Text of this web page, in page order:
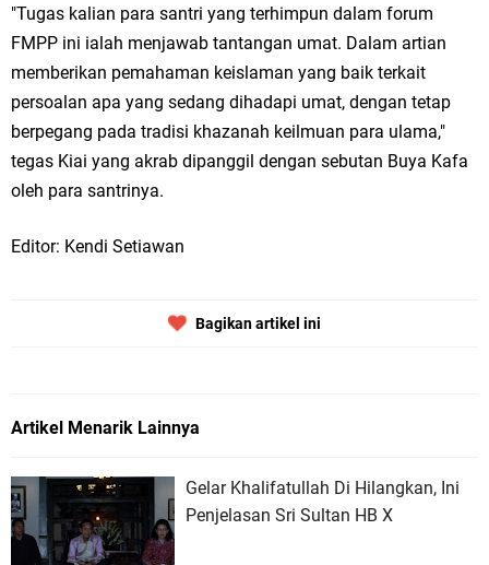
"Tugas kalian para santri yang terhimpun dalam forum
FMPP ini ialah menjawab tantangan umat. Dalam artian
memberikan pemahaman keislaman yang baik terkait
persoalan apa yang sedang dihadapi umat, dengan tetap
berpegang pada tradisi khazanah keilmuan para ulama,"
tegas Kiai yang akrab dipanggil dengan sebutan Buya Kafa
oleh para santrinya.
Editor: Kendi Setiawan
Bagikan artikel ini
Artikel Menarik Lainnya
Gelar Khalifatullah Di Hilangkan, Ini
Penjelasan Sri Sultan HB X